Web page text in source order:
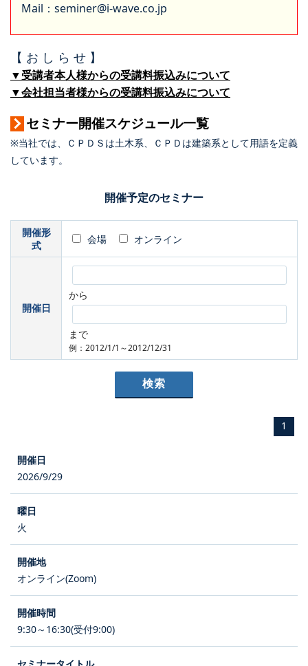
Mail：seminer@i-wave.co.jp
【 お し ら せ 】
▼受講者本人様からの受講料振込みについて
▼会社担当者様からの受講料振込みについて
セミナー開催スケジュール一覧
※当社では、ＣＰＤＳは土木系、ＣＰＤは建築系として用語を定義
しています。
開催予定のセミナー
開催形
式
会場 オンライン
開催日
から
まで
例：2012/1/1～2012/12/31
1
2026/9/29
火
オンライン(Zoom)
9:30～16:30(受付9:00)